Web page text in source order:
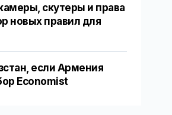
скутеры и права
новых правил для
если Армения
Economist